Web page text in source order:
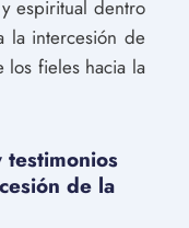
espiritual dentro
la intercesión de
los fieles hacia la
testimonios
de la